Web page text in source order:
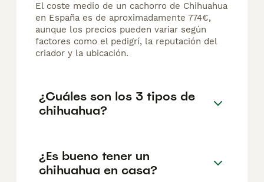
El coste medio de un cachorro de Chihuahua
en España es de aproximadamente 774€,
aunque los precios pueden variar según
factores como el pedigrí, la reputación del
criador y la ubicación.
¿Cuáles son los 3 tipos de
chihuahua?
¿Es bueno tener un
chihuahua en casa?